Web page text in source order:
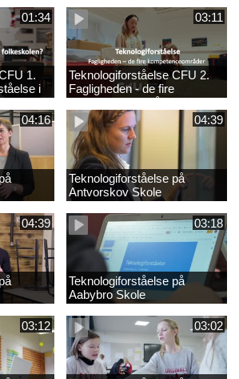
01:34
1.
i
03:11
Teknologiforståelse CFU 2.
Fagligheden - de fire
kompetenceområder
04:16
04:39
Teknologiforståelse på
Antvorskov Skole
04:39 03:18
Teknologiforståelse på
Aabybro Skole
03:12 03:02